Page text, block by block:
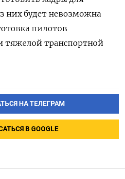
них будет невозможна
пилотов
тяжелой транспортной
НА ТЕЛЕГРАМ
В GOOGLE